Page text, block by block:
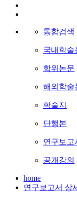
통합검색
국내학술
학위논문
해외학술
학술지
단행본
연구보고
공개강의
home
연구보고서 상세